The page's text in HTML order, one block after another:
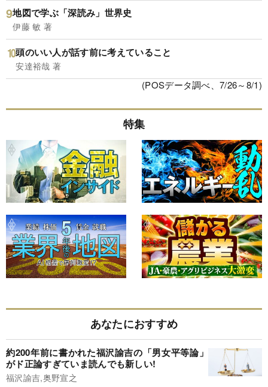
地図で学ぶ「深読み」世界史
伊藤 敏 著
頭のいい人が話す前に考えていること
安達裕哉 著
(POSデータ調べ、7/26～8/1)
特集
あなたにおすすめ
約200年前に書かれた福沢諭吉の「男女平等論」
がド正論すぎていま読んでも新しい!
福沢諭吉,奥野宣之